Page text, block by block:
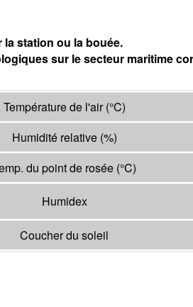
station ou la bouée.
sur le secteur maritime
Température de l'air(°C)
Humidité relative (%)
du point de rosée (°C)
Humidex
Coucher du soleil